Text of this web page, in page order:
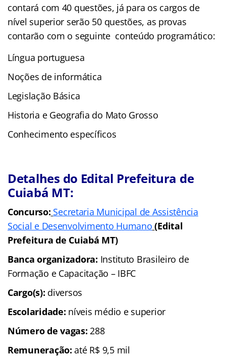
contará com 40 questões, já para os cargos de
nível superior serão 50 questões, as provas
contarão com o seguinte conteúdo programático:
Língua portuguesa
Noções de informática
Legislação Básica
Historia e Geografia do Mato Grosso
Conhecimento específicos
Detalhes do Edital Prefeitura de
Cuiabá MT:
Concurso: Secretaria Municipal de Assistência
Social e Desenvolvimento Humano (Edital
Prefeitura de Cuiabá MT)
Banca organizadora: Instituto Brasileiro de
Formação e Capacitação – IBFC
Cargo(s): diversos
Escolaridade: níveis médio e superior
Número de vagas: 288
Remuneração: até R$ 9,5 mil